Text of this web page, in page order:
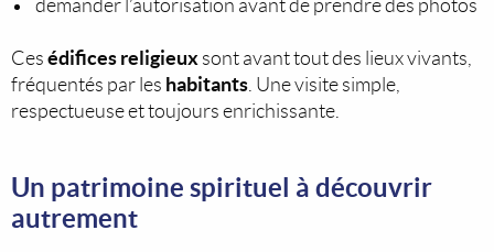
demander l’autorisation avant de prendre des photos
Ces édifices religieux sont avant tout des lieux vivants,
fréquentés par les habitants. Une visite simple,
respectueuse et toujours enrichissante.
Un patrimoine spirituel à découvrir
autrement